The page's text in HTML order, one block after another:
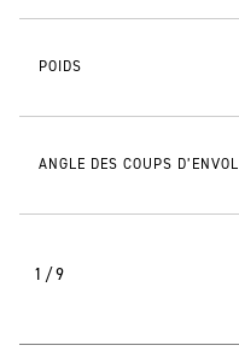
POIDS
ANGLE DES COUPS D’ENVOL
1/9